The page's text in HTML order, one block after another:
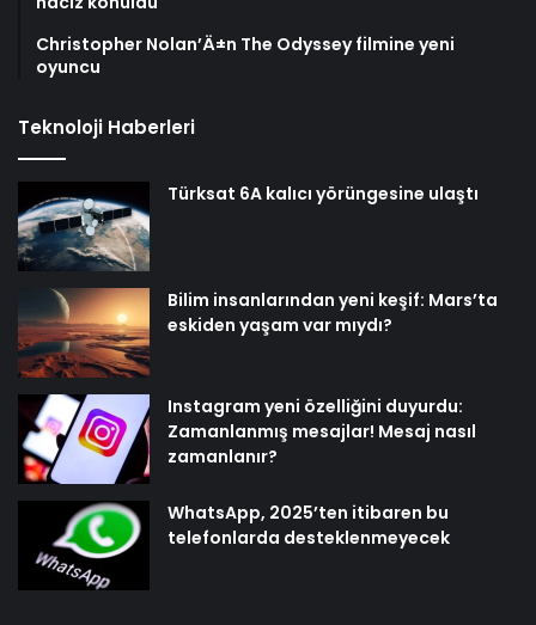
Christopher Nolan’Ä±n The Odyssey filmine yeni
oyuncu
Teknoloji Haberleri
Türksat 6A kalıcı yörüngesine ulaştı
Bilim insanlarından yeni keşif: Mars’ta
eskiden yaşam var mıydı?
Instagram yeni özelliğini duyurdu:
Zamanlanmış mesajlar! Mesaj nasıl
zamanlanır?
WhatsApp, 2025’ten itibaren bu
telefonlarda desteklenmeyecek